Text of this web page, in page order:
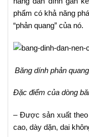
phẩm có khả năng
“phản quang” của nó.
Băng dính phản
Đặc điểm của dòng
– Được sản xuất
cao, dày dặn, dai